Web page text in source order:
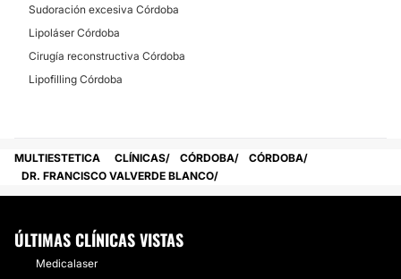
Sudoración excesiva Córdoba
Lipoláser Córdoba
Cirugía reconstructiva Córdoba
Lipofilling Córdoba
MULTIESTETICA CLÍNICAS CÓRDOBA
CÓRDOBA
DR. FRANCISCO VALVERDE BLANCO
ÚLTIMAS CLÍNICAS VISTAS
Medicalaser